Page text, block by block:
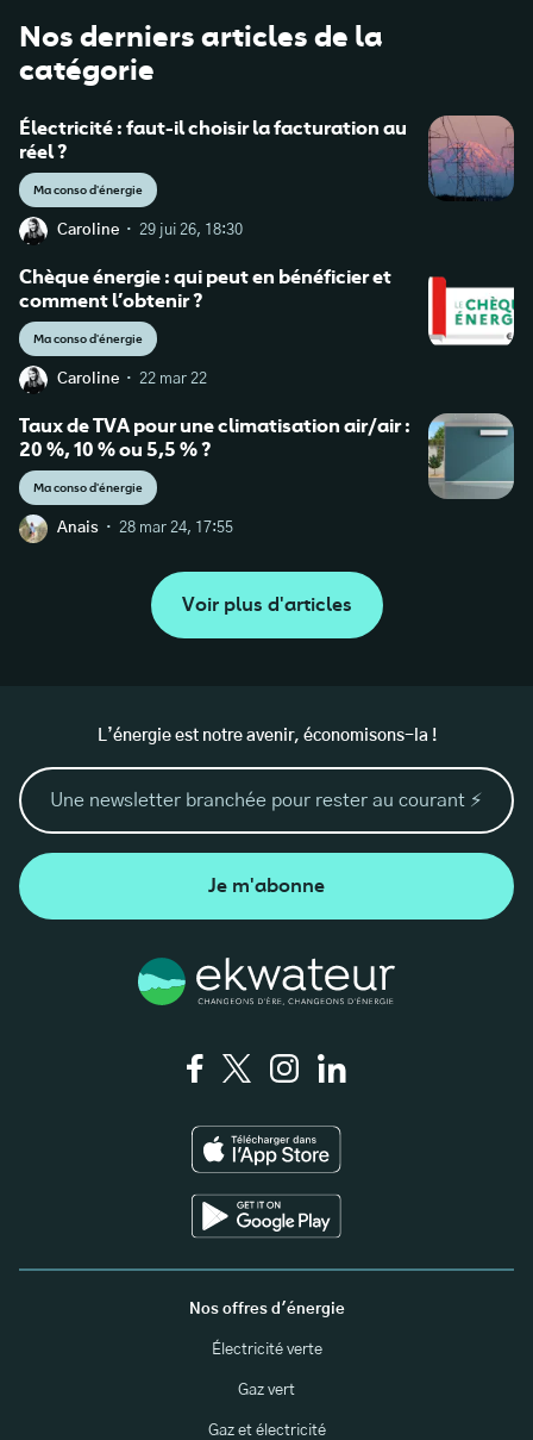
Nos derniers articles de la
catégorie
Électricité : faut-il choisir la facturation au
réel ?
Ma conso d'énergie
Caroline · 29 jui 26, 18:30
Chèque énergie : qui peut en bénéficier et
comment l’obtenir ?
Ma conso d'énergie
Caroline · 22 mar 22
Taux de TVA pour une climatisation air/air :
20 %, 10 % ou 5,5 % ?
Ma conso d'énergie
Anais · 28 mar 24, 17:55
Voir plus d'articles
L’énergie est notre avenir, économisons-la !
Je m'abonne
Nos offres d'énergie
Électricité verte
Gaz vert
Gaz et électricité